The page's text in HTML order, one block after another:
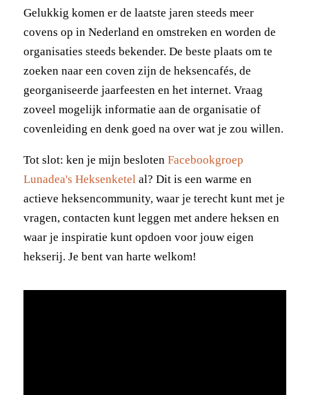
Gelukkig komen er de laatste jaren steeds meer
covens op in Nederland en omstreken en worden de
organisaties steeds bekender. De beste plaats om te
zoeken naar een coven zijn de heksencafés, de
georganiseerde jaarfeesten en het internet. Vraag
zoveel mogelijk informatie aan de organisatie of
covenleiding en denk goed na over wat je zou willen.
Tot slot: ken je mijn besloten Facebookgroep
Lunadea's Heksenketel al? Dit is een warme en
actieve heksencommunity, waar je terecht kunt met je
vragen, contacten kunt leggen met andere heksen en
waar je inspiratie kunt opdoen voor jouw eigen
hekserij. Je bent van harte welkom!